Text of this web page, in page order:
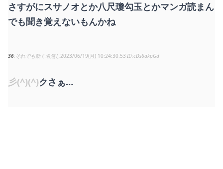
さすがにスサノオとか八尺瓊勾玉とかマンガ読まん
でも聞き覚えないもんかね
36 それでも動く名無し2023/06/19(月) 10:24:30.53 cDs6akpGd
彡(^)(^)クさぁ…